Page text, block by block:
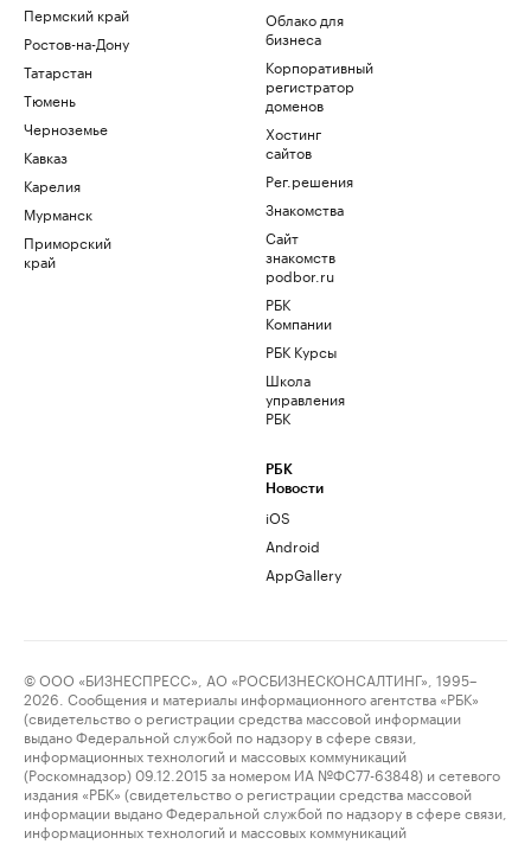
Пермский край
Ростов-на-Дону
Татарстан
Тюмень
Черноземье
Кавказ
Карелия
Мурманск
Приморский
край
Облако для
бизнеса
Корпоративный
регистратор
доменов
Хостинг
сайтов
Рег.решения
Знакомства
Сайт
знакомств
podbor.ru
РБК
Компании
РБК Курсы
Школа
управления
РБК
РБК
Новости
iOS
Android
AppGallery
© ООО «БИЗНЕСПРЕСС», АО «РОСБИЗНЕСКОНСАЛТИНГ», 1995–
2026. Сообщения и материалы информационного агентства «РБК»
(свидетельство о регистрации средства массовой информации
выдано Федеральной службой по надзору в сфере связи,
информационных технологий и массовых коммуникаций
(Роскомнадзор) 09.12.2015 за номером ИА №ФС77-63848) и сетевого
издания «РБК» (свидетельство о регистрации средства массовой
информации выдано Федеральной службой по надзору в сфере связи,
информационных технологий и массовых коммуникаций